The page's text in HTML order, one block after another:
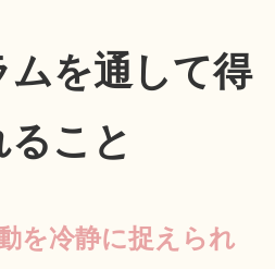
ムを通して得
ること
を冷静に捉えられ